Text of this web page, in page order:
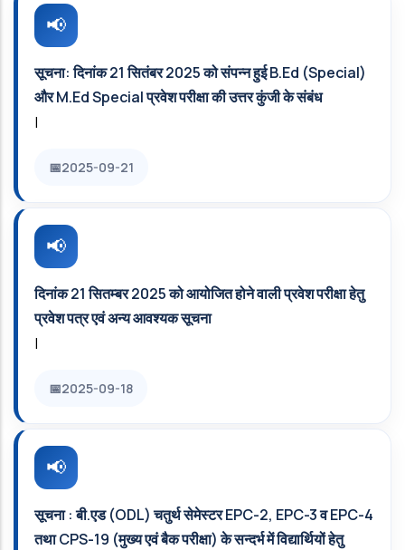
सूचना: दिनांक 21 सितंबर 2025 को संपन्न हुई B.Ed (Special)
और M.Ed Special प्रवेश परीक्षा की उत्तर कुंजी के संबंध
|
2025-09-21
दिनांक 21 सितम्‍बर 2025 को आयोजित होने वाली प्रवेश परीक्षा हेतु
प्रवेश पत्र एवं अन्‍य आवश्‍यक सूचना
|
2025-09-18
सूचना : बी.एड (ODL) चतुर्थ सेमेस्टर EPC-2, EPC-3 व EPC-4
तथा CPS-19 (मुख्य एवं बैक परीक्षा) के सन्दर्भ में विद्यार्थियों हेतु